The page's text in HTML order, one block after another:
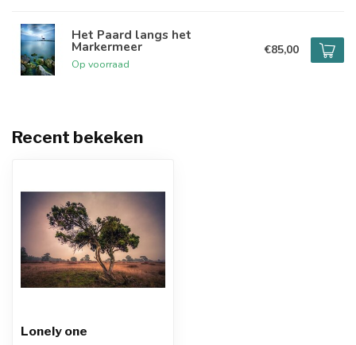
Het Paard langs het
Markermeer
Op voorraad
€85,00
Recent bekeken
Lonely one